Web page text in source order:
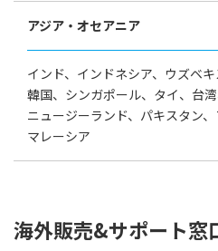
アジア・オセアニア
インド、 インドネシア、 ウズベキ
韓国、 シンガポール、 タイ、 台湾
ニュージーランド、 パキスタン、
マレーシア
海外販売&サポート窓